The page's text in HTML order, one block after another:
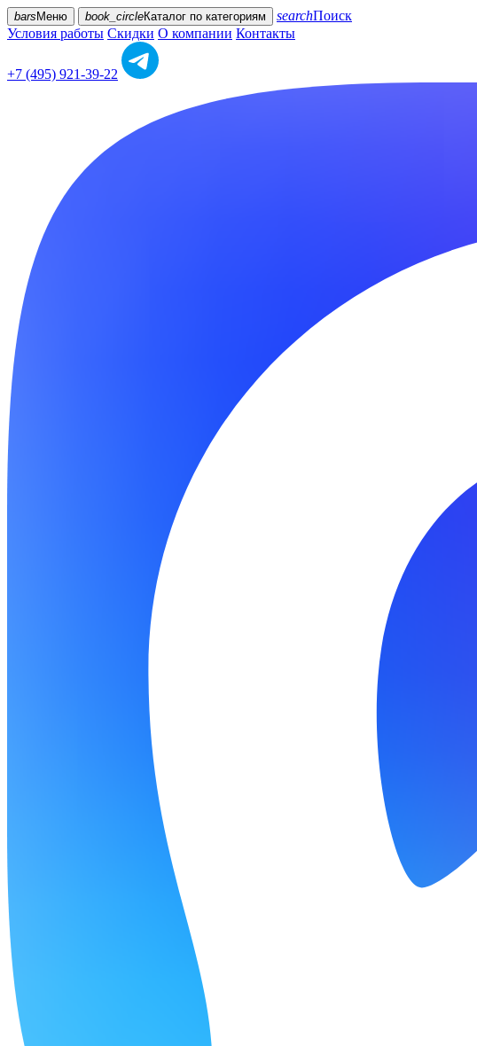
bars Меню book_circleКаталог по категориям searchПоиск
Условия работы Скидки О компании Контакты
+7 (495) 921-39-22